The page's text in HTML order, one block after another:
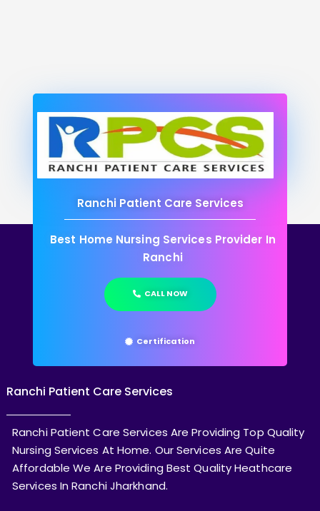
Ranchi Patient Care Services
Best Home Nursing Services Provider In
Ranchi
CALL NOW
Certification
Ranchi Patient Care Services
Ranchi Patient Care Services Are Providing Top Quality
Nursing Services At Home. Our Services Are Quite
Affordable We Are Providing Best Quality Heathcare
Services In Ranchi Jharkhand.